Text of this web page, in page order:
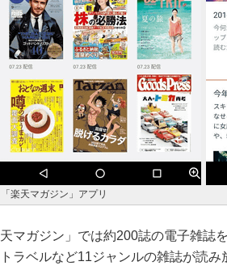
「楽天マガジン」アプリ
マガジン」では約200誌の電子雑誌
ラベルなど11ジャンルの雑誌が読